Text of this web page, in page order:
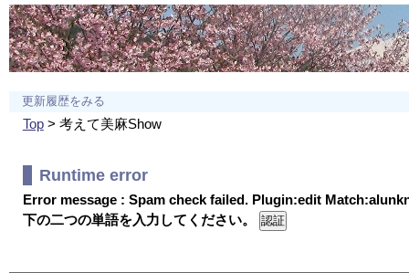
更新履歴をみる
Top> 考えて美麻Show
Runtime error
Error message : Spam check failed. Plugin:edit
下の二つの単語を入力してください。